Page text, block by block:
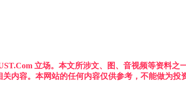
立场。本文所涉文、图、音视频等资料
内容。本网站的任何内容仅供参考，不能做为投